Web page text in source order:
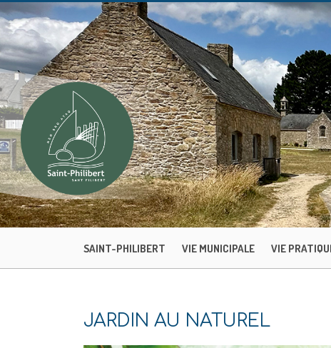
SAINT-PHILIBERT VIE MUNICIPALE VIE
JARDIN AU NATUREL